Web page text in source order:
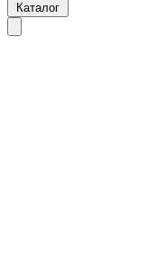
Каталог